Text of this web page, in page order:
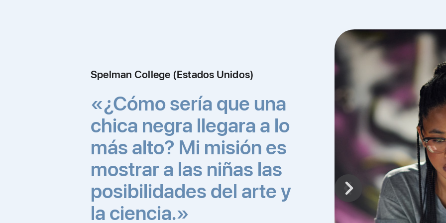
Spelman College (Estados Unidos)
«¿Cómo sería que una
chica negra llegara a lo
más alto? Mi misión es
mostrar a las niñas las
posibilidades del arte y
la ciencia.»